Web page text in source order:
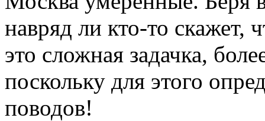
навряд ли кто-то скажет,
это сложная задачка,
поскольку для этого
поводов!